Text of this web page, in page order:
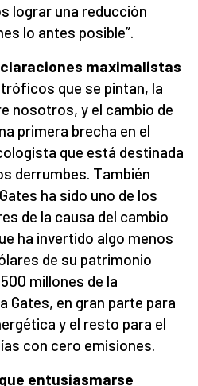
lograr una reducción
lo antes posible”.
maximalistas
que se pintan, la
nosotros, y el cambio de
primera brecha en el
que está destinada
derrumbes. También
ha sido uno de los
de la causa del cambio
ha invertido algo menos
de su patrimonio
millones de la
Gates, en gran parte para
y el resto para el
con cero emisiones.
entusiasmarse